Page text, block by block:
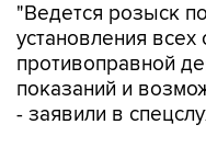
"Ведется розыск
установления всех
противоправной
показаний и
- заявили в